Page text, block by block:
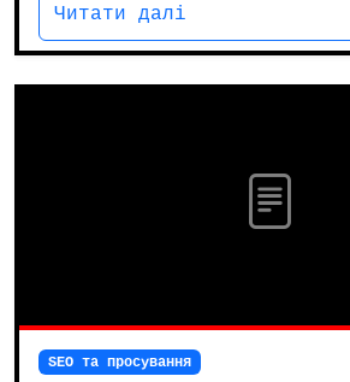
Читати далі
SEO та просування